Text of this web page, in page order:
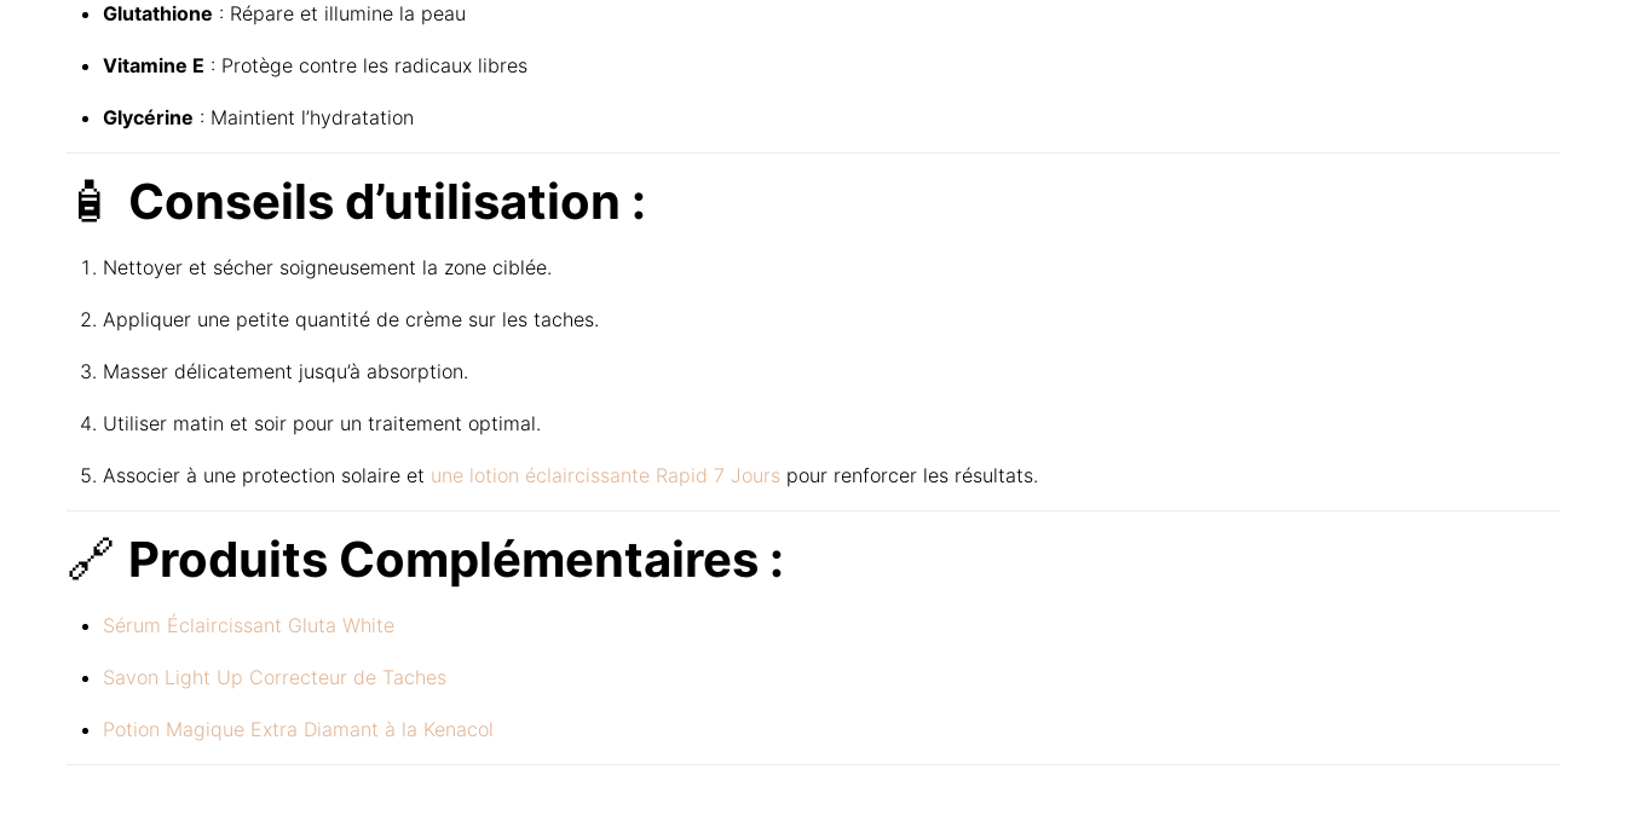
Glutathione : Répare et illumine la peau
Vitamine E : Protège contre les radicaux libres
Glycérine : Maintient l’hydratation
🧴 Conseils d’utilisation :
Nettoyer et sécher soigneusement la zone ciblée.
Appliquer une petite quantité de crème sur les taches.
Masser délicatement jusqu’à absorption.
Utiliser matin et soir pour un traitement optimal.
Associer à une protection solaire et une lotion éclaircissante Rapid 7 Jourspour renforcer les résultats.
🔗 Produits Complémentaires :
Sérum Éclaircissant Gluta White
Savon Light Up Correcteur de Taches
Potion Magique Extra Diamant à la Kenacol